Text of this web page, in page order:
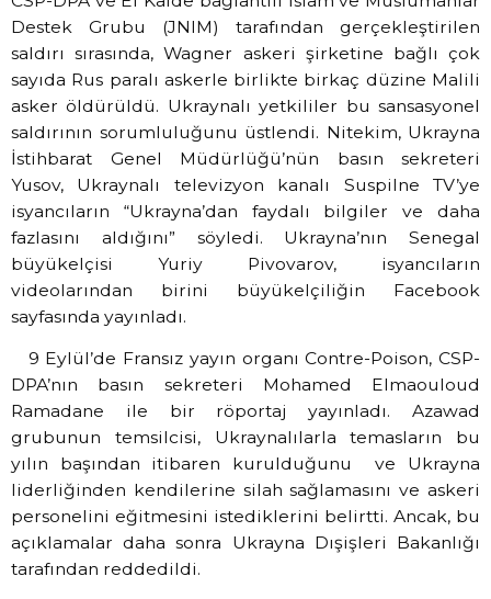
Destek Grubu (JNIM) tarafından gerçekleştirilen
saldırı sırasında, Wagner askeri şirketine bağlı çok
sayıda Rus paralı askerle birlikte birkaç düzine Malili
asker öldürüldü. Ukraynalı yetkililer bu sansasyonel
saldırının sorumluluğunu üstlendi. Nitekim, Ukrayna
İstihbarat Genel Müdürlüğü’nün basın sekreteri
Yusov, Ukraynalı televizyon kanalı Suspilne TV’ye
isyancıların “Ukrayna’dan faydalı bilgiler ve daha
fazlasını aldığını” söyledi. Ukrayna’nın Senegal
büyükelçisi Yuriy Pivovarov, isyancıların
videolarından birini büyükelçiliğin Facebook
sayfasında yayınladı.
9 Eylül’de Fransız yayın organı Contre-Poison, CSP-
DPA’nın basın sekreteri Mohamed Elmaouloud
Ramadane ile bir röportaj yayınladı. Azawad
grubunun temsilcisi, Ukraynalılarla temasların bu
yılın başından itibaren kurulduğunu ve Ukrayna
liderliğinden kendilerine silah sağlamasını ve askeri
personelini eğitmesini istediklerini belirtti. Ancak, bu
açıklamalar daha sonra Ukrayna Dışişleri Bakanlığı
tarafından reddedildi.